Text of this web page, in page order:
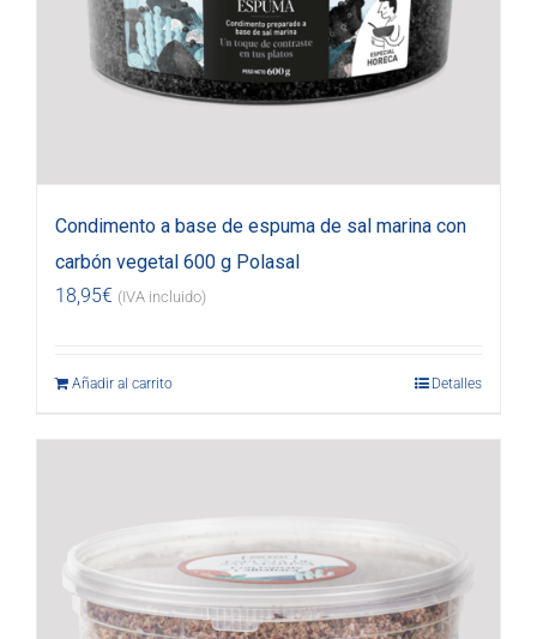
Condimento a base de espuma de sal marina con
carbón vegetal 600 g Polasal
18,95€ (IVA incluido)
Añadir al carrito Detalles